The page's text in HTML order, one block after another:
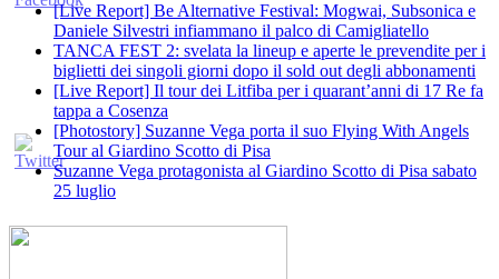
[Live Report] Be Alternative Festival: Mogwai, Subsonica e
Daniele Silvestri infiammano il palco di Camigliatello
TANCA FEST 2: svelata la lineup e aperte le prevendite per i
biglietti dei singoli giorni dopo il sold out degli abbonamenti
[Live Report] Il tour dei Litfiba per i quarant’anni di 17 Re fa
tappa a Cosenza
[Photostory] Suzanne Vega porta il suo Flying With Angels
Tour al Giardino Scotto di Pisa
Suzanne Vega protagonista al Giardino Scotto di Pisa sabato
25 luglio